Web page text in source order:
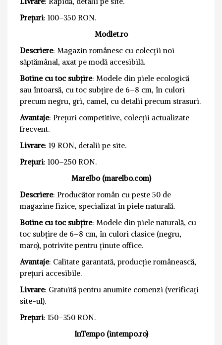
Prețuri: 100–350 RON.
Modlet.ro
Descriere: Magazin românesc cu colecții noi
săptămânal, axat pe modă accesibilă.
Botine cu toc subțire: Modele din piele ecologică
sau întoarsă, cu toc subțire de 6–8 cm, în culori
precum negru, gri, camel, cu detalii precum strasuri.
Avantaje: Prețuri competitive, colecții actualizate
frecvent.
Livrare: 19 RON, detalii pe site.
Prețuri: 100–250 RON.
Marelbo (marelbo.com)
Descriere: Producător român cu peste 50 de
magazine fizice, specializat în piele naturală.
Botine cu toc subțire: Modele din piele naturală, cu
toc subțire de 6–8 cm, în culori clasice (negru,
maro), potrivite pentru ținute office.
Avantaje: Calitate garantată, producție românească,
prețuri accesibile.
Livrare: Gratuită pentru anumite comenzi (verificați
site-ul).
Prețuri: 150–350 RON.
InTempo (intempo.ro)